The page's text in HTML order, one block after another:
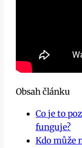
Obsah článku
Co je to
funguje?
Kdo může